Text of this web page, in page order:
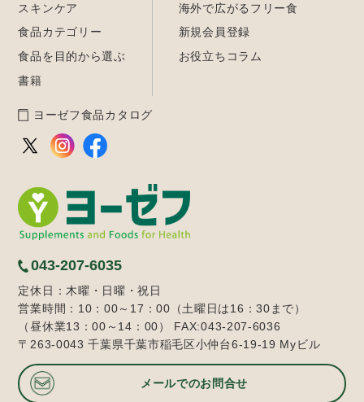
043-207-6035
定休日：木曜・日曜・祝日
営業時間：10：00～17：00（土曜日は16：30まで）
（昼休業13：00～14：00） FAX:043-207-6036
〒263-0043 千葉県千葉市稲毛区小仲台6-19-19 Myビル
メールでのお問合せ
スキンケア
食品カテゴリー
食品を目的から選ぶ
書籍
海外で広がるフリー食
新規会員登録
お役立ちコラム
ヨーゼフ食品カタログ